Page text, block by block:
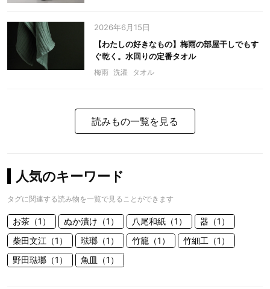
2026年6月15日
【わたしの好きなもの】梅雨の部屋干しでもす
ぐ乾く。水回りの定番タオル
梅雨 洗濯 タオル
読みもの一覧を見る
人気のキーワード
タグに関連する読み物を一覧で見ることができます
お茶（1） ぬか漬け（1） 八尾和紙（1）
器（1）
柴田文江（1）
琺瑯（1） 竹籠（1）
竹細工（1）
野田琺瑯（1）
魚皿（1）